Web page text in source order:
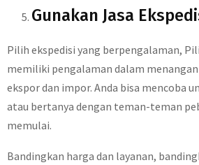
Gunakan Jasa
Pilih ekspedisi yang berpengalaman,
memiliki pengalaman dalam
ekspor dan impor. Anda bisa mencoba
atau bertanya dengan teman-teman
memulai.
Bandingkan harga dan layanan,